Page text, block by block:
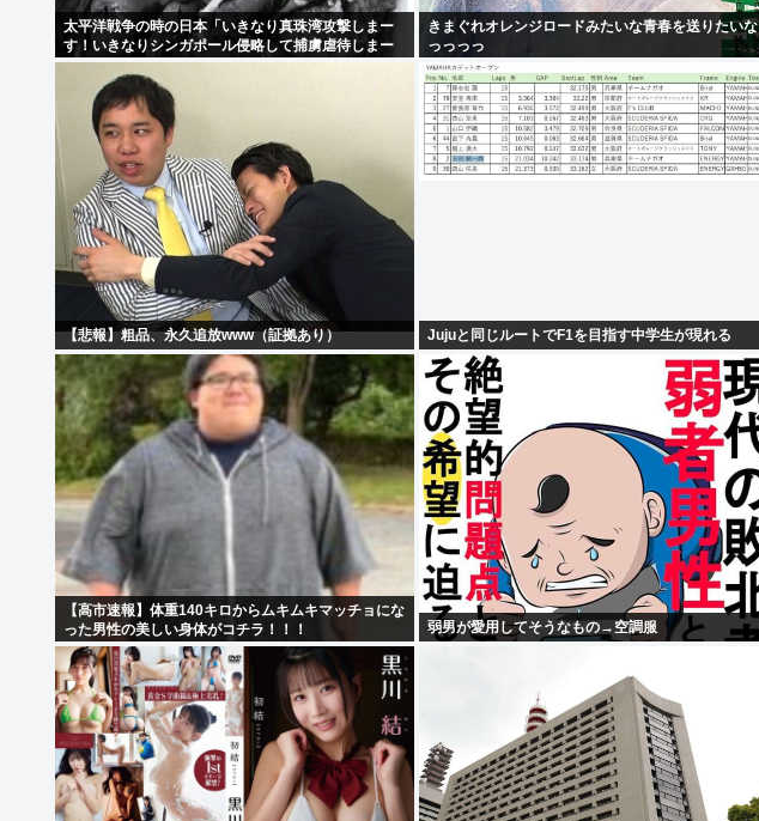
太平洋戦争の時の日本「いきなり真珠湾攻撃しまー
す！いきなりシンガポール侵略して捕虜虐待しまー
す！」
きまぐれオレンジロードみたいな青春を送りたいな
っっっっ
【悲報】粗品、永久追放www（証拠あり） Jujuと同じルートでF1を目指す中学生が現れる
【高市速報】体重140キロからムキムキマッチョにな
った男性の美しい身体がコチラ！！！
弱男が愛用してそうなもの→空調服